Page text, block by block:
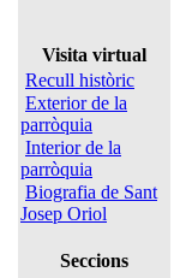
Visita virtual
Recull històric
Exterior de la
parròquia
Interior de la
parròquia
Biografia de Sant
Josep Oriol
Seccions